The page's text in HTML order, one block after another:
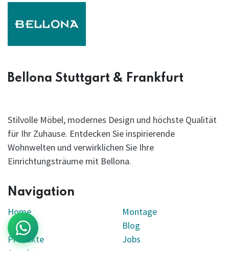
Bellona Stuttgart & Frankfurt
Stilvolle Möbel, modernes Design und höchste Qualität
für Ihr Zuhause. Entdecken Sie inspirierende
Wohnwelten und verwirklichen Sie Ihre
Einrichtungsträume mit Bellona.
Navigation
Home
Filialen
Produkte
Angebote
Montage
Blog
Jobs